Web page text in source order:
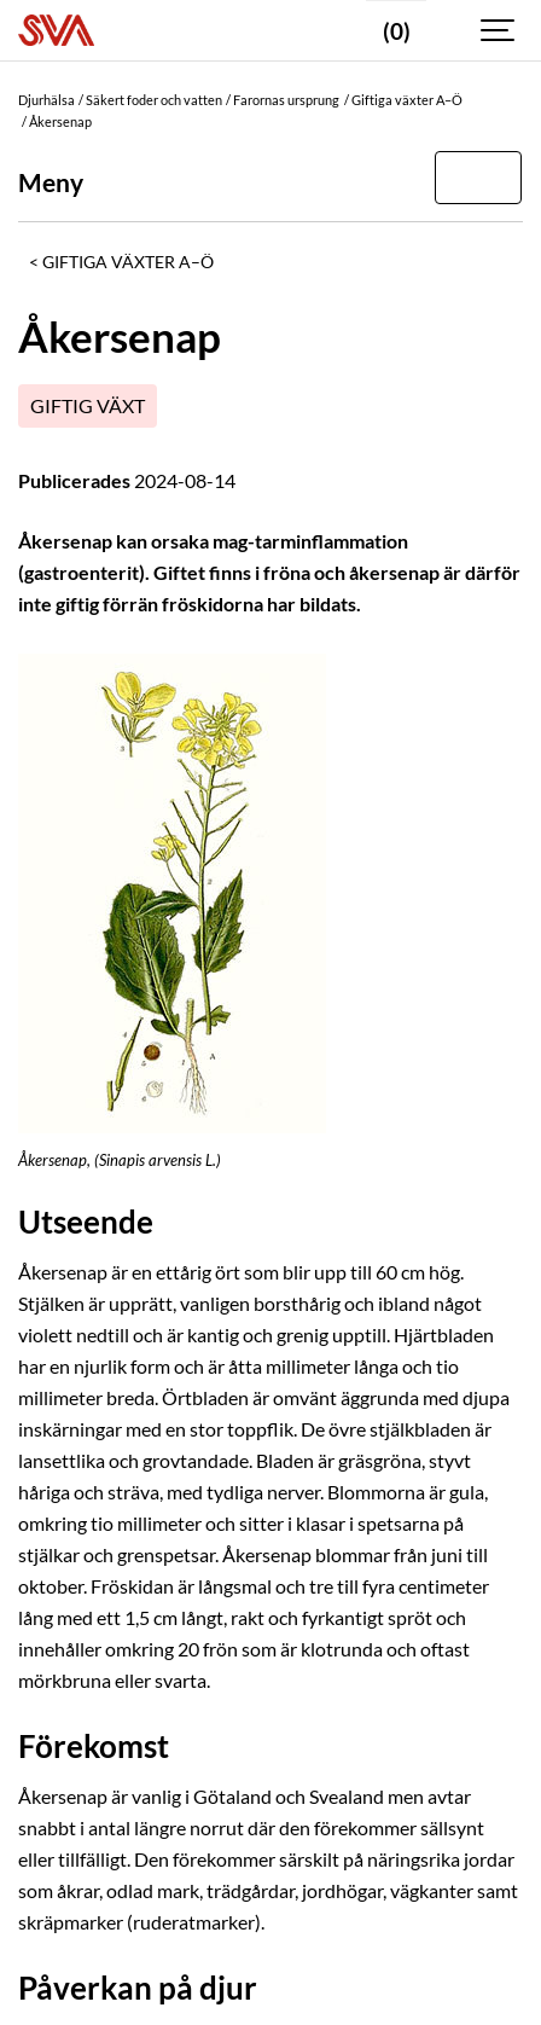
(0)
Djurhälsa Säkert foder och vatten Farornas ursprung
Giftiga växter A–Ö
Åkersenap
Meny
GIFTIGA VÄXTER A–Ö
Åkersenap
GIFTIG VÄXT
Publicerades 2024-08-14
Åkersenap kan orsaka mag-tarminflammation
(gastroenterit). Giftet finns i fröna och åkersenap är därför
inte giftig förrän fröskidorna har bildats.
Åkersenap, (Sinapis arvensis L.)
Utseende
Åkersenap är en ettårig ört som blir upp till 60 cm hög.
Stjälken är upprätt, vanligen borsthårig och ibland något
violett nedtill och är kantig och grenig upptill. Hjärtbladen
har en njurlik form och är åtta millimeter långa och tio
millimeter breda. Örtbladen är omvänt äggrunda med djupa
inskärningar med en stor toppflik. De övre stjälkbladen är
lansettlika och grovtandade. Bladen är gräsgröna, styvt
håriga och sträva, med tydliga nerver. Blommorna är gula,
omkring tio millimeter och sitter i klasar i spetsarna på
stjälkar och grenspetsar. Åkersenap blommar från juni till
oktober. Fröskidan är långsmal och tre till fyra centimeter
lång med ett 1,5 cm långt, rakt och fyrkantigt spröt och
innehåller omkring 20 frön som är klotrunda och oftast
mörkbruna eller svarta.
Förekomst
Åkersenap är vanlig i Götaland och Svealand men avtar
snabbt i antal längre norrut där den förekommer sällsynt
eller tillfälligt. Den förekommer särskilt på näringsrika jordar
som åkrar, odlad mark, trädgårdar, jordhögar, vägkanter samt
skräpmarker (ruderatmarker).
Påverkan på djur